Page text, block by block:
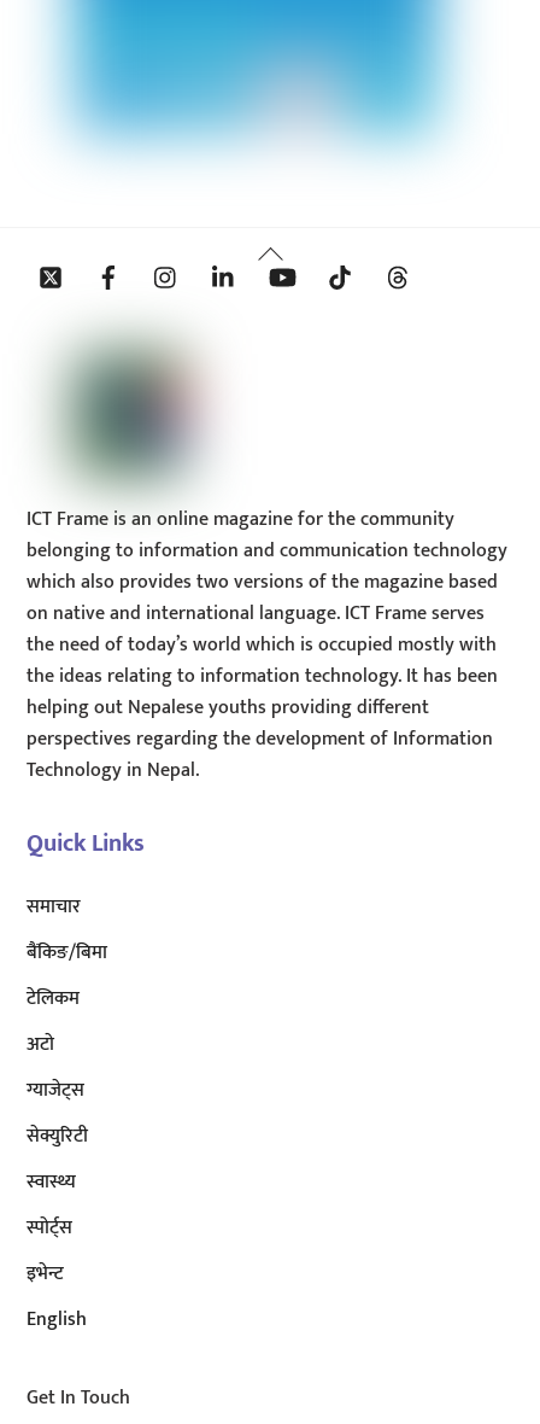
Back
To
Twitter Facebook InstagramLinkedin YouTube Tiktok
ICT Frame is an online magazine for the community
belonging to information and communication technology
which also provides two versions of the magazine based
on native and international language. ICT Frame serves
the need of today’s world which is occupied mostly with
the ideas relating to information technology. It has been
helping out Nepalese youths providing different
perspectives regarding the development of Information
Technology in Nepal.
Quick Links
समाचार
बैंकिङ/बिमा
टेलिकम
अटाे
ग्याजेट्स
सेक्युरिटी
स्वास्थ्य
स्पोर्ट्स
इभेन्ट
English
Get In Touch